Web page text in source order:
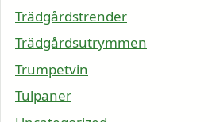
Trädgårdstrender
Trädgårdsutrymmen
Trumpetvin
Tulpaner